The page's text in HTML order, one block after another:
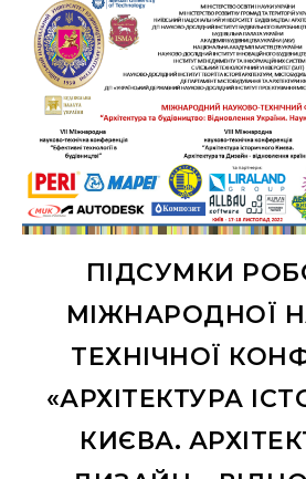
ПІДСУМКИ
МІЖНАРОДНОЇ
ТЕХНІЧНОЇ
«АРХІТЕКТУРА
КИЄВА.